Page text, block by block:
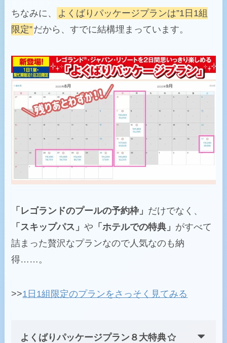
ちなみに、
よくばりパッケージプランは”1日1組
限定”だから、すでに結構埋まっています。
「レゴランドのプールの予約枠」 だけでなく、
「スキップパス」や 「ホテルでの特典」 がすべて
詰まった贅沢なプランなので人気なのも納
得……。
>>1日1組限定のプランをさっそく見てみる
よくばりパッケージプラン８大特典